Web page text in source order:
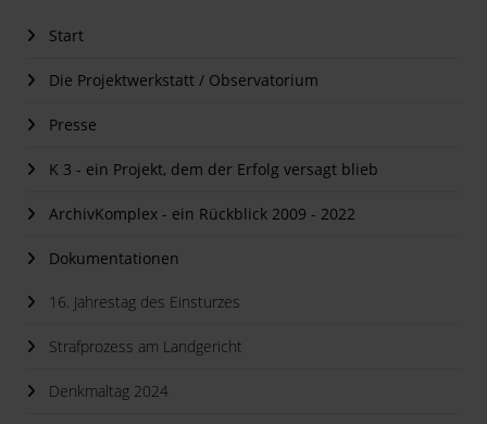
Start
Die Projektwerkstatt / Observatorium
Presse
K 3 - ein Projekt, dem der Erfolg versagt blieb
ArchivKomplex - ein Rückblick 2009 - 2022
Dokumentationen
16. Jahrestag des Einsturzes
Strafprozess am Landgericht
Denkmaltag 2024